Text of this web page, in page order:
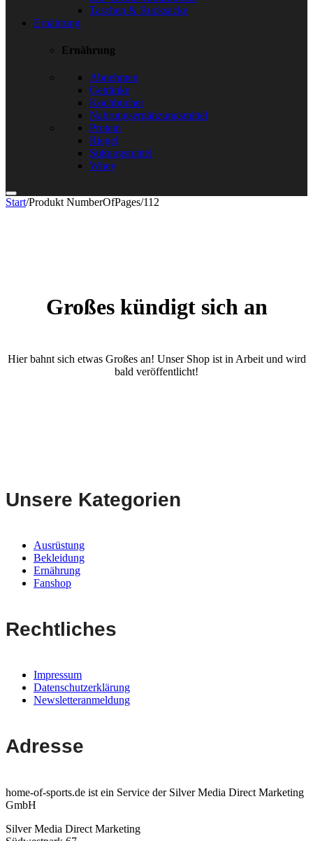
Taschen & Rucksäcke
Ernährung
Ernährung
Abnehmen
Getränke
Kochbücher
Nahrungsergänzungsmittel
Protein
Riegel
Süßungsmittel
Whey
Start/Produkt NumberOfPages/112
Großes kündigt sich an
Hier bahnt sich etwas Großes an! Unser Shop ist in Arbeit und wird
bald veröffentlicht!
Unsere Kategorien
Ausrüstung
Bekleidung
Ernährung
Fanshop
Rechtliches
Impressum
Datenschutzerklärung
Newsletteranmeldung
Adresse
home-of-sports.de ist ein Service der Silver Media Direct Marketing
GmbH
Silver Media Direct Marketing